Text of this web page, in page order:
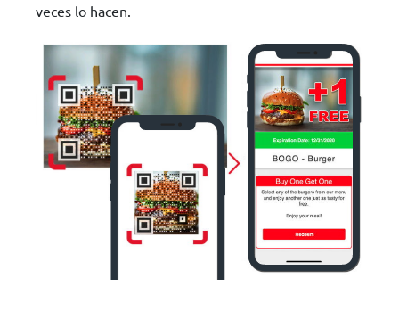
veces lo hacen.